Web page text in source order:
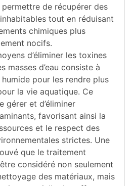
de récupérer des
tout en réduisant
chimiques plus
nocifs.
d’éliminer les toxines
masses d’eau consiste à
pour les rendre plus
la vie aquatique. Ce
gérer et d’éliminer
favorisant ainsi la
et le respect des
strictes. Une
que le traitement
considéré non seulement
des matériaux, mais